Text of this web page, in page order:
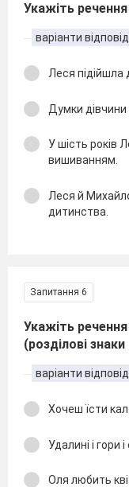
Укажіть
варіанти
Леся підійшла
Думки дівчини
У шість років
вишиванням.
Леся й
дитинства.
Запитання 6
Укажіть
(розділові
варіанти
Хочеш їсти
Удалині і гори
Оля любить